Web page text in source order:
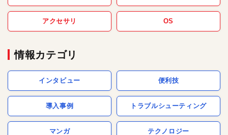
アクセサリ OS
情報カテゴリ
インタビュー 便利技
導入事例 トラブルシューティング
マンガ テクノロジー